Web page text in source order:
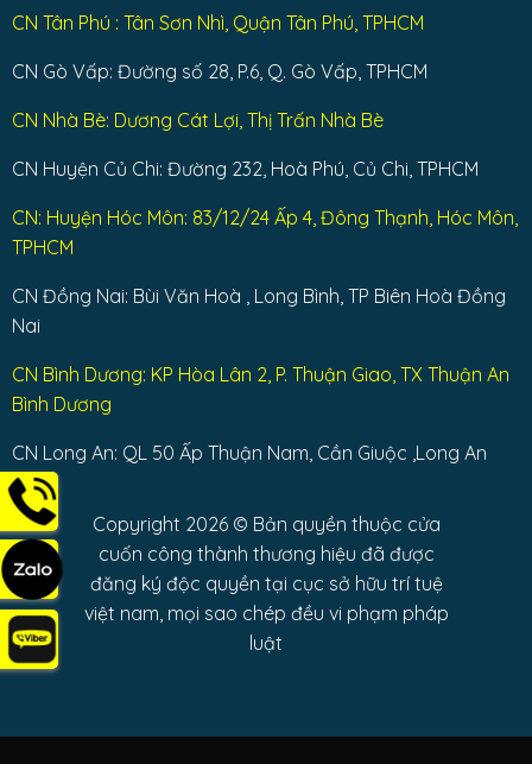
CN Tân Phú : Tân Sơn Nhì, Quận Tân Phú, TPHCM
CN Gò Vấp: Đường số 28, P.6, Q. Gò Vấp, TPHCM
CN Nhà Bè: Dương Cát Lợi, Thị Trấn Nhà Bè
CN Huyện Củ Chi: Đường 232, Hoà Phú, Củ Chi, TPHCM
CN: Huyện Hóc Môn: 83/12/24 Ấp 4, Đông Thạnh, Hóc Môn,
TPHCM
CN Đồng Nai: Bùi Văn Hoà , Long Bình, TP Biên Hoà Đồng
Nai
CN Bình Dương: KP Hòa Lân 2, P. Thuận Giao, TX Thuận An
Bình Dương
CN Long An: QL 50 Ấp Thuận Nam, Cần Giuộc ,Long An
Copyright 2026 © Bản quyền thuộc cửa
cuốn công thành thương hiệu đã được
đăng ký độc quyền tại cục sở hữu trí tuệ
việt nam, mọi sao chép đều vi phạm pháp
luật